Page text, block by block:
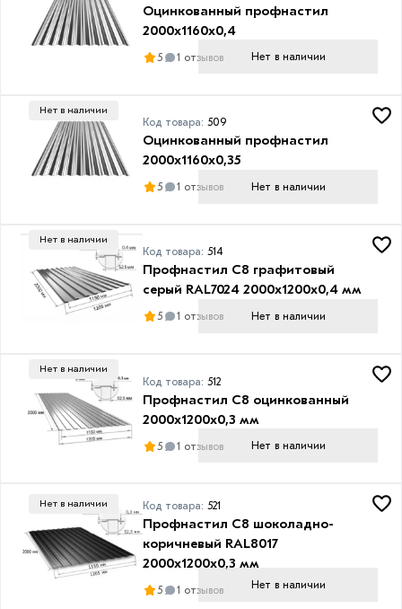
Оцинкованный профнастил
2000х1160х0,4
5 1 отзывов Нет в наличии
Нет в наличии
Код товара: 509
Оцинкованный профнастил
2000х1160х0,35
5 1 отзывов Нет в наличии
Нет в наличии
Код товара: 514
Профнастил С8 графитовый
серый RAL7024 2000х1200х0,4 мм
5 1 отзывов Нет в наличии
Нет в наличии
Код товара: 512
Профнастил С8 оцинкованный
2000х1200х0,3 мм
5 1 отзывов Нет в наличии
Нет в наличии Код товара: 521
Профнастил С8 шоколадно-
коричневый RAL8017
2000х1200х0,3 мм
5 1 отзывов Нет в наличии